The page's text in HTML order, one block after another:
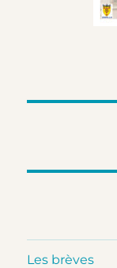
Les brèves